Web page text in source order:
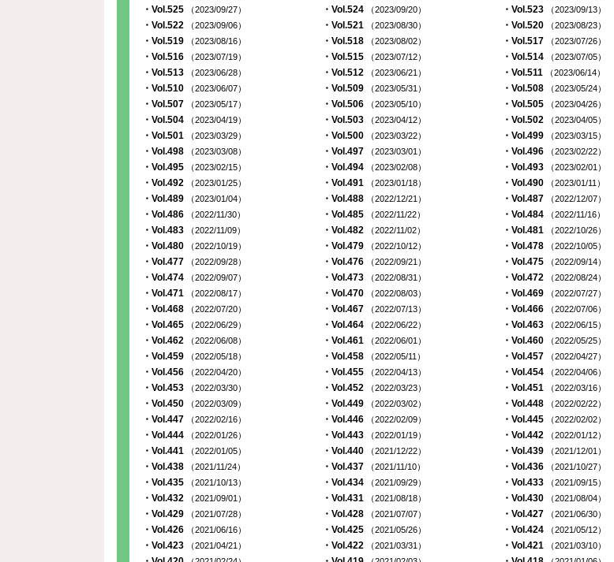
・Vol.525 （2023/09/27） ・Vol.524 （2023/09/20） ・Vol.523 （2023/09/13）
・Vol.522 （2023/09/06） ・Vol.521 （2023/08/30） ・Vol.520 （2023/08/23）
・Vol.519 （2023/08/16） ・Vol.518 （2023/08/02） ・Vol.517 （2023/07/26）
・Vol.516 （2023/07/19） ・Vol.515 （2023/07/12） ・Vol.514 （2023/07/05）
・Vol.513 （2023/06/28） ・Vol.512 （2023/06/21） ・Vol.511 （2023/06/14）
・Vol.510 （2023/06/07） ・Vol.509 （2023/05/31） ・Vol.508 （2023/05/24）
・Vol.507 （2023/05/17） ・Vol.506 （2023/05/10） ・Vol.505 （2023/04/26）
・Vol.504 （2023/04/19） ・Vol.503 （2023/04/12） ・Vol.502 （2023/04/05）
・Vol.501 （2023/03/29） ・Vol.500 （2023/03/22） ・Vol.499 （2023/03/15）
・Vol.498 （2023/03/08） ・Vol.497 （2023/03/01） ・Vol.496 （2023/02/22）
・Vol.495 （2023/02/15） ・Vol.494 （2023/02/08） ・Vol.493 （2023/02/01）
・Vol.492 （2023/01/25） ・Vol.491 （2023/01/18） ・Vol.490 （2023/01/11）
・Vol.489 （2023/01/04） ・Vol.488 （2022/12/21） ・Vol.487 （2022/12/07）
・Vol.486 （2022/11/30） ・Vol.485 （2022/11/22） ・Vol.484 （2022/11/16）
・Vol.483 （2022/11/09） ・Vol.482 （2022/11/02） ・Vol.481 （2022/10/26）
・Vol.480 （2022/10/19） ・Vol.479 （2022/10/12） ・Vol.478 （2022/10/05）
・Vol.477 （2022/09/28） ・Vol.476 （2022/09/21） ・Vol.475 （2022/09/14）
・Vol.474 （2022/09/07） ・Vol.473 （2022/08/31） ・Vol.472 （2022/08/24）
・Vol.471 （2022/08/17） ・Vol.470 （2022/08/03） ・Vol.469 （2022/07/27）
・Vol.468 （2022/07/20） ・Vol.467 （2022/07/13） ・Vol.466 （2022/07/06）
・Vol.465 （2022/06/29） ・Vol.464 （2022/06/22） ・Vol.463 （2022/06/15）
・Vol.462 （2022/06/08） ・Vol.461 （2022/06/01） ・Vol.460 （2022/05/25）
・Vol.459 （2022/05/18） ・Vol.458 （2022/05/11） ・Vol.457 （2022/04/27）
・Vol.456 （2022/04/20） ・Vol.455 （2022/04/13） ・Vol.454 （2022/04/06）
・Vol.453 （2022/03/30） ・Vol.452 （2022/03/23） ・Vol.451 （2022/03/16）
・Vol.450 （2022/03/09） ・Vol.449 （2022/03/02） ・Vol.448 （2022/02/22）
・Vol.447 （2022/02/16） ・Vol.446 （2022/02/09） ・Vol.445 （2022/02/02）
・Vol.444 （2022/01/26） ・Vol.443 （2022/01/19） ・Vol.442 （2022/01/12）
・Vol.441 （2022/01/05） ・Vol.440 （2021/12/22） ・Vol.439 （2021/12/01）
・Vol.438 （2021/11/24） ・Vol.437 （2021/11/10） ・Vol.436 （2021/10/27）
・Vol.435 （2021/10/13） ・Vol.434 （2021/09/29） ・Vol.433 （2021/09/15）
・Vol.432 （2021/09/01） ・Vol.431 （2021/08/18） ・Vol.430 （2021/08/04）
・Vol.429 （2021/07/28） ・Vol.428 （2021/07/07） ・Vol.427 （2021/06/30）
・Vol.426 （2021/06/16） ・Vol.425 （2021/05/26） ・Vol.424 （2021/05/12）
・Vol.423 （2021/04/21） ・Vol.422 （2021/03/31） ・Vol.421 （2021/03/10）